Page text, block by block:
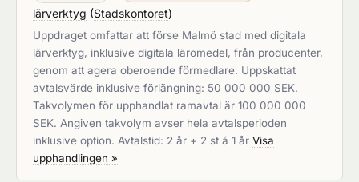
lärverktyg (Stadskontoret)
Uppdraget omfattar att förse Malmö stad med digitala
lärverktyg, inklusive digitala läromedel, från producenter,
genom att agera oberoende förmedlare. Uppskattat
avtalsvärde inklusive förlängning: 50 000 000 SEK.
Takvolymen för upphandlat ramavtal är 100 000 000
SEK. Angiven takvolym avser hela avtalsperioden
inklusive option. Avtalstid: 2 år + 2 st á 1 år Visa
upphandlingen »